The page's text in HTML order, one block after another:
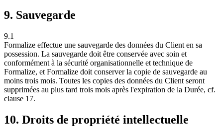
9. Sauvegarde
9.1
Formalize effectue une sauvegarde des données du Client en sa
possession. La sauvegarde doit être conservée avec soin et
conformément à la sécurité organisationnelle et technique de
Formalize, et Formalize doit conserver la copie de sauvegarde au
moins trois mois. Toutes les copies des données du Client seront
supprimées au plus tard trois mois après l'expiration de la Durée, cf.
clause 17.
10. Droits de propriété intellectuelle